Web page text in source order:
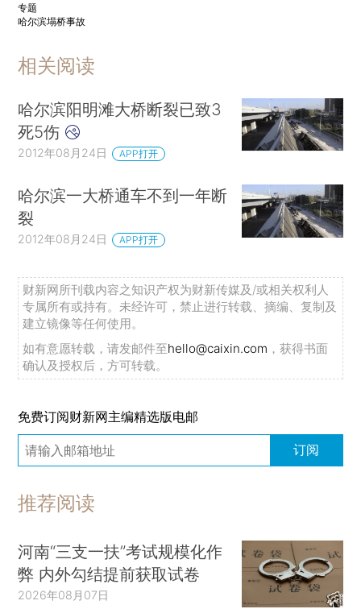
专题
哈尔滨塌桥事故
相关阅读
哈尔滨阳明滩大桥断裂已致3
死5伤
2012年08月24日 APP打开
哈尔滨一大桥通车不到一年断
裂
2012年08月24日 APP打开
财新网所刊载内容之知识产权为财新传媒及/或相关权利人
专属所有或持有。未经许可，禁止进行转载、摘编、复制及
建立镜像等任何使用。
如有意愿转载，请发邮件至hello@caixin.com ，获得书面
确认及授权后，方可转载。
免费订阅财新网主编精选版电邮
订阅
推荐阅读
河南“三支一扶”考试规模化作
弊 内外勾结提前获取试卷
2026年08月07日